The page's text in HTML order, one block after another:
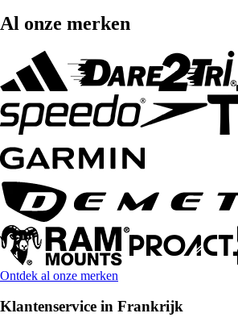
Al onze merken
Ontdek al onze merken
Klantenservice in Frankrijk